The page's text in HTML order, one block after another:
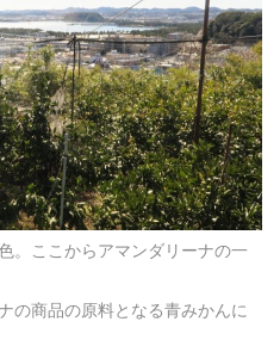
。ここからアマンダリーナの一
の商品の原料となる青みかんに